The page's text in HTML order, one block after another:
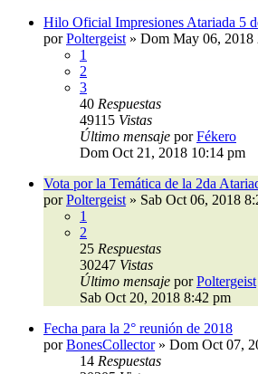
Hilo Oficial Impresiones Atariada 5
porPoltergeist » Dom May 06, 2018
1
2
3
40 Respuestas
49115 Vistas
Último mensaje porFékero
Dom Oct 21, 2018 10:14 pm
Vota por la Temática de la 2da
porPoltergeist » Sab Oct 06, 2018
1
2
25 Respuestas
30247 Vistas
Último mensaje porPoltergeist
Sab Oct 20, 2018 8:42 pm
Fecha para la 2° reunión de 2018
porBonesCollector» Dom Oct 07,
14 Respuestas